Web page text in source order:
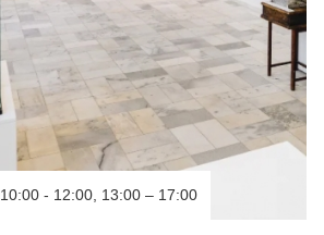
10:00 - 12:00, 13:00 – 17:00